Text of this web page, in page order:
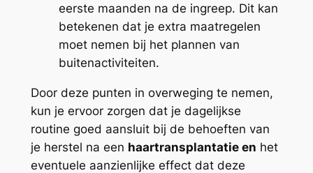
eerste maanden na de ingreep. Dit kan
betekenen dat je extra maatregelen
moet nemen bij het plannen van
buitenactiviteiten.
Door deze punten in overweging te nemen,
kun je ervoor zorgen dat je dagelijkse
routine goed aansluit bij de behoeften van
je herstel na een haartransplantatie en het
eventuele aanzienlijke effect dat deze